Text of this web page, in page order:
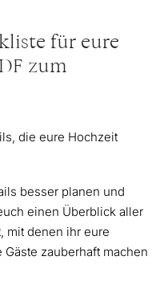
für eure
zum
die eure Hochzeit
besser planen und
einen Überblick aller
mit denen ihr eure
zauberhaft machen